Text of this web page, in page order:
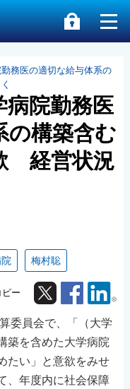
務医の適切な給与体系の
院勤務医
の構築含む
経営状況
梅村聡
ピー Twitter Facebook
委員会で、「（大学
築を含めた大学病院
たい」と意欲をみせ
、年度内に社会保障